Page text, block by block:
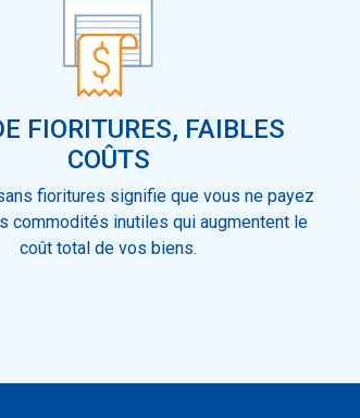
FIORITURES, FAIBLES
COÛTS
fioritures signifie que vous ne payez
commodités inutiles qui augmentent le
coût total de vos biens.